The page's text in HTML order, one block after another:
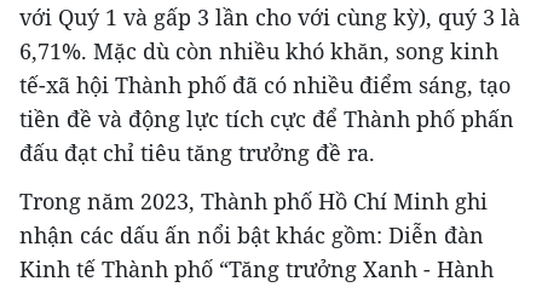
với Quý 1 và gấp 3 lần cho với cùng kỳ), quý 3 là
6,71%. Mặc dù còn nhiều khó khăn, song kinh
tế-xã hội Thành phố đã có nhiều điểm sáng, tạo
tiền đề và động lực tích cực để Thành phố phấn
đấu đạt chỉ tiêu tăng trưởng đề ra.
Trong năm 2023, Thành phố Hồ Chí Minh ghi
nhận các dấu ấn nổi bật khác gồm: Diễn đàn
Kinh tế Thành phố “Tăng trưởng Xanh - Hành